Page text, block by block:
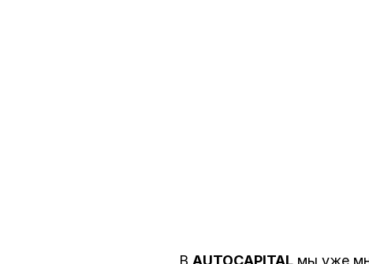
В AUTOCAPITAL мы уже